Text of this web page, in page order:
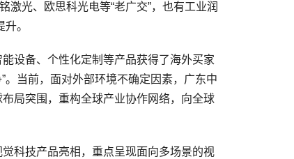
激光、欧思科光电等“老广交”，也有工业润
。
设备、个性化定制等产品获得了海外买家
。当前，面对外部环境不确定因素，广东中
局突围，重构全球产业协作网络，向全球
科技产品亮相，重点呈现面向多场景的视